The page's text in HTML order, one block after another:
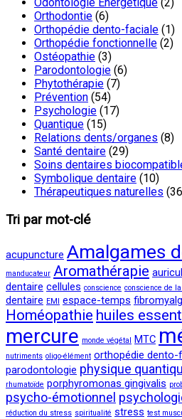
Orthodontie (6)
Orthopédie dento-faciale (1)
Orthopédie fonctionnelle (2)
Ostéopathie (3)
Parodontologie (6)
Phytothérapie (7)
Prévention (54)
Psychologie (17)
Quantique (15)
Relations dents/organes (8)
Santé dentaire (29)
Soins dentaires
Symbolique dentaire (10)
Thérapeutiques naturelles
Tri par mot-clé
acupuncture Amalgames
manducateur Aromathérapie
dentaire cellules conscience conscience de
dentaire EMI espace-temps
Homéopathie huiles
mercure monde végétal MTC
nutriments oligo-élément orthopédie dento-
parodontologie physique
rhumatoïde porphyromonas gingivalis
psycho-émotionnel
réduction du stress spiritualité stress test